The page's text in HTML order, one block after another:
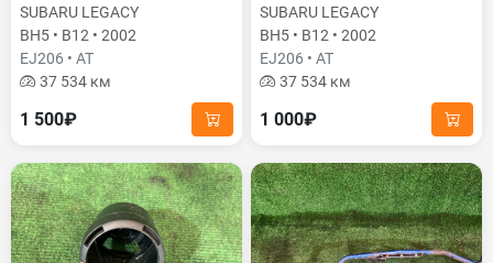
SUBARU LEGACY
BH5 • B12 • 2002
EJ206 • AT
37 534 км
1 500₽
SUBARU LEGACY
BH5 • B12 • 2002
EJ206 • AT
37 534 км
1 000₽